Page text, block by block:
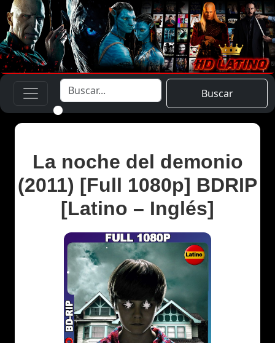
Buscar
La noche del demonio
(2011) [Full 1080p] BDRIP
[Latino – Inglés]